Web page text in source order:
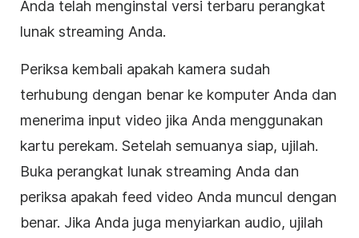
Anda telah menginstal versi terbaru perangkat
lunak streaming Anda.
Periksa kembali apakah kamera sudah
terhubung dengan benar ke komputer Anda dan
menerima input video jika Anda menggunakan
kartu perekam. Setelah semuanya siap, ujilah.
Buka perangkat lunak streaming Anda dan
periksa apakah feed video Anda muncul dengan
benar. Jika Anda juga menyiarkan audio, ujilah